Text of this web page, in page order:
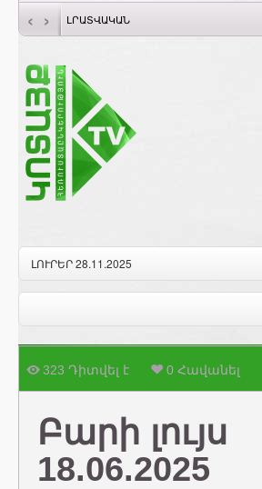
‹ › ԼՐԱՏՎԱԿԱՆ
ԼՈՒՐԵՐ 28.11.2025
323 Դիտվել է 0 Հավանել
Բարի լույս
18.06.2025